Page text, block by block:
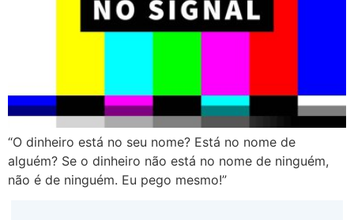
“O dinheiro está no seu nome? Está no nome de
alguém? Se o dinheiro não está no nome de ninguém,
não é de ninguém. Eu pego mesmo!”